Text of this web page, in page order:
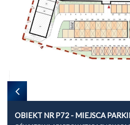
OBIEKT NR P72 - MIEJSCA